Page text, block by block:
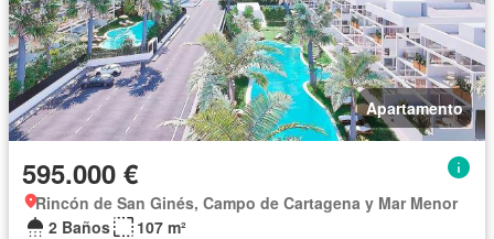
Apartamento
595.000 €
Rincón de San Ginés, Campo de Cartagena y Mar Menor
2 Baños
107 m²